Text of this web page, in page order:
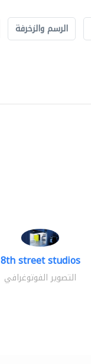
الرسم والزخرفة
8th street studios
التصوير الفوتوغرافي